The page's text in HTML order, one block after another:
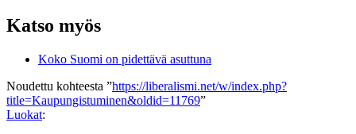
Katso myös
Koko Suomi on pidettävä asuttuna
Noudettu kohteesta ”https://liberalismi.net/w/index.php?
title=Kaupungistuminen&oldid=11769”
Luokat: